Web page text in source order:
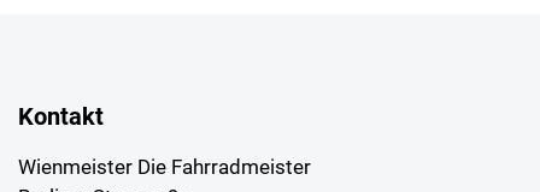
Kontakt
Wienmeister Die Fahrradmeister